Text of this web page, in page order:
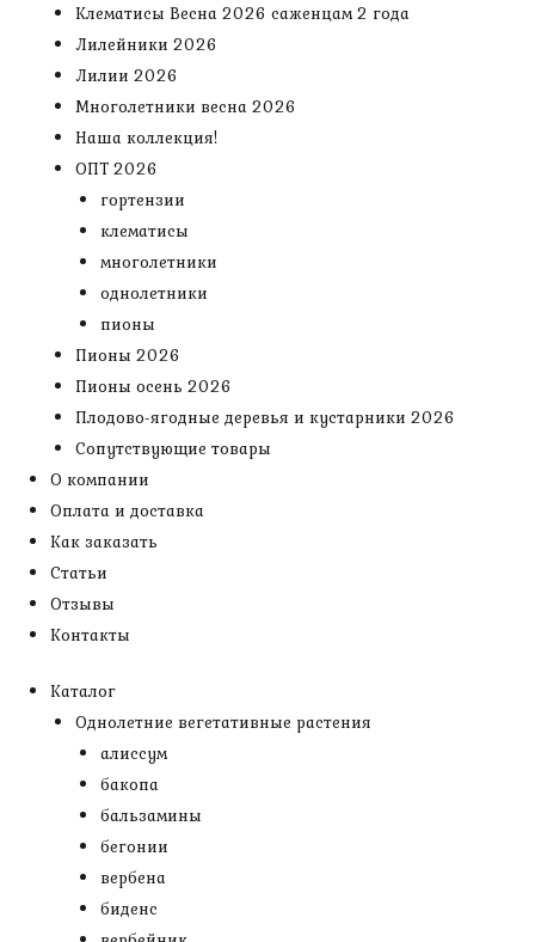
Клематисы Весна 2026 саженцам 2 года
Лилейники 2026
Лилии 2026
Многолетники весна 2026
Наша коллекция!
ОПТ 2026
гортензии
клематисы
многолетники
однолетники
пионы
Пионы 2026
Пионы осень 2026
Плодово-ягодные деревья и кустарники 2026
Сопутствующие товары
О компании
Оплата и доставка
Как заказать
Статьи
Отзывы
Контакты
Каталог
Однолетние вегетативные растения
алиссум
бакопа
бальзамины
бегонии
вербена
биденс